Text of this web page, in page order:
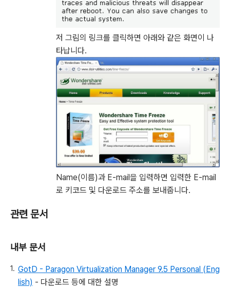
저 그림의 링크를 클릭하면 아래와 같은 화면이 나
타납니다.
Name(이름)과 E-mail을 입력하면 입력한 E-mail
로 키코드 및 다운로드 주소를 보내줍니다.
관련 문서
내부 문서
GotD - Paragon Virtualization Manager 9.5 Personal (Eng
lish) - 다운로드 등에 대한 설명